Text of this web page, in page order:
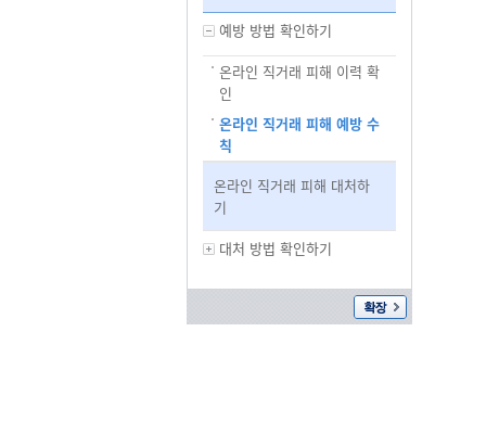
예방 방법 확인하기
온라인 직거래 피해 이력 확
인
온라인 직거래 피해 예방 수
칙
온라인 직거래 피해 대처하
기
대처 방법 확인하기